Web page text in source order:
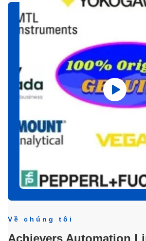
Về chúng tôi
Achievers Automation